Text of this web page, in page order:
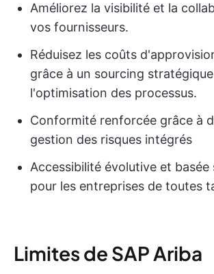
Améliorez la visibilité et la
vos fournisseurs.
Réduisez les coûts
grâce à un sourcing
l'optimisation des processus.
Conformité renforcée grâce à
gestion des risques intégrés
Accessibilité évolutive et basée
pour les entreprises de toutes
Limites de SAP Ariba